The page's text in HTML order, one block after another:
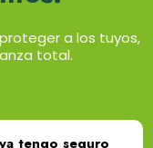
a los tuyos,
total.
tengo seguro